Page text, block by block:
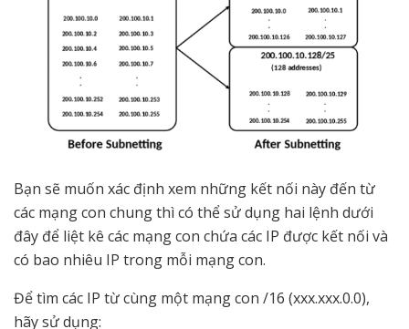
Bạn sẽ muốn xác định xem những kết nối này đến từ
các mạng con chung thì có thể sử dụng hai lệnh dưới
đây để liệt kê các mạng con chứa các IP được kết nối và
có bao nhiêu IP trong mỗi mạng con.
Để tìm các IP từ cùng một mạng con /16 (xxx.xxx.0.0),
hãy sử dụng: